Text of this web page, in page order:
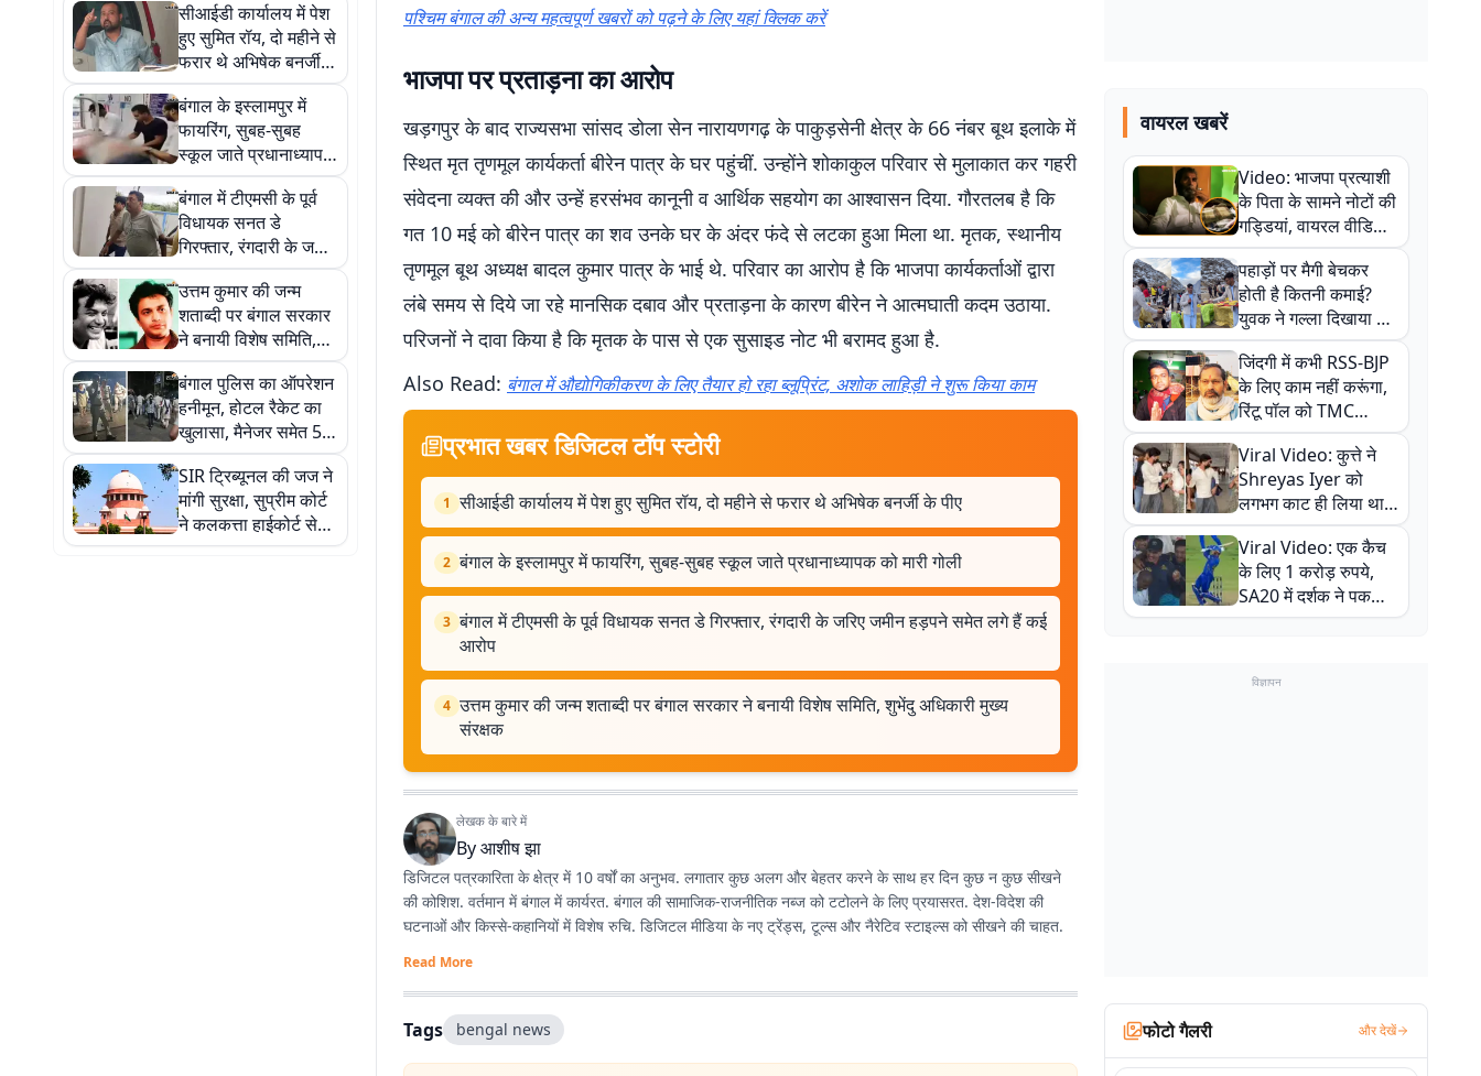
सीआईडी ​​कार्यालय में पेश
हुए सुमित रॉय, दो महीने से
फरार थे अभिषेक बनर्जी के
पीए
बंगाल के इस्लामपुर में
फायरिंग, सुबह-सुबह
स्कूल जाते प्रधानाध्यापक
को मारी गोली
बंगाल में टीएमसी के पूर्व
विधायक सनत डे
गिरफ्तार, रंगदारी के जरिए
जमीन हड़पने समेत लगे हैं
कई आरोप
उत्तम कुमार की जन्म
शताब्दी पर बंगाल सरकार
ने बनायी विशेष समिति,
शुभेंदु अधिकारी मुख्य
संरक्षक
बंगाल पुलिस का ऑपरेशन
हनीमून, होटल रैकेट का
खुलासा, मैनेजर समेत 5
गिरफ्तार
SIR ट्रिब्यूनल की जज ने
मांगी सुरक्षा, सुप्रीम कोर्ट
ने कलकत्ता हाईकोर्ट से
कही ये बात
पश्चिम बंगाल की अन्य महत्वपूर्ण खबरों को पढ़ने के लिए यहां क्लिक करें
भाजपा पर प्रताड़ना का आरोप
खड़गपुर के बाद राज्यसभा सांसद डोला सेन नारायणगढ़ के पाकुड़सेनी क्षेत्र के 66 नंबर बूथ इलाके में
स्थित मृत तृणमूल कार्यकर्ता बीरेन पात्र के घर पहुंचीं. उन्होंने शोकाकुल परिवार से मुलाकात कर गहरी
संवेदना व्यक्त की और उन्हें हरसंभव कानूनी व आर्थिक सहयोग का आश्वासन दिया. गौरतलब है कि
गत 10 मई को बीरेन पात्र का शव उनके घर के अंदर फंदे से लटका हुआ मिला था. मृतक, स्थानीय
तृणमूल बूथ अध्यक्ष बादल कुमार पात्र के भाई थे. परिवार का आरोप है कि भाजपा कार्यकर्ताओं द्वारा
लंबे समय से दिये जा रहे मानसिक दबाव और प्रताड़ना के कारण बीरेन ने आत्मघाती कदम उठाया.
परिजनों ने दावा किया है कि मृतक के पास से एक सुसाइड नोट भी बरामद हुआ है.
Also Read: बंगाल में औद्योगिकीकरण के लिए तैयार हो रहा ब्लूप्रिंट, अशोक लाहिड़ी ने शुरू किया काम
प्रभात खबर डिजिटल टॉप स्टोरी
1 सीआईडी ​​कार्यालय में पेश हुए सुमित रॉय, दो महीने से फरार थे अभिषेक बनर्जी के पीए
2 बंगाल के इस्लामपुर में फायरिंग, सुबह-सुबह स्कूल जाते प्रधानाध्यापक को मारी गोली
3 बंगाल में टीएमसी के पूर्व विधायक सनत डे गिरफ्तार, रंगदारी के जरिए जमीन हड़पने समेत लगे हैं कई
आरोप
4 उत्तम कुमार की जन्म शताब्दी पर बंगाल सरकार ने बनायी विशेष समिति, शुभेंदु अधिकारी मुख्य
संरक्षक
लेखक के बारे में
Byआशीष झा
डिजिटल पत्रकारिता के क्षेत्र में 10 वर्षों का अनुभव. लगातार कुछ अलग और बेहतर करने के साथ हर दिन कुछ न कुछ सीखने
की कोशिश. वर्तमान में बंगाल में कार्यरत. बंगाल की सामाजिक-राजनीतिक नब्ज को टटोलने के लिए प्रयासरत. देश-विदेश की
घटनाओं और किस्से-कहानियों में विशेष रुचि. डिजिटल मीडिया के नए ट्रेंड्स, टूल्स और नैरेटिव स्टाइल्स को सीखने की चाहत.
Read More
Tags bengal news
वायरल खबरें
Video: भाजपा प्रत्याशी
के पिता के सामने नोटों की
गड्डियां, वायरल वीडियो
से राजनीति में उबाल,
अजित महतो बोले- TMC
की गंदी चाल
पहाड़ों पर मैगी बेचकर
होती है कितनी कमाई?
युवक ने गल्ला दिखाया तो
नौकरी वालों के खड़े हो गए
कान
जिंदगी में कभी RSS-BJP
के लिए काम नहीं करूंगा,
रिंटू पॉल को TMC
ऑफिस में ले जाकर पीटा,
Video वायरल
Viral Video: कुत्ते ने
Shreyas Iyer को
लगभग काट ही लिया था,
न्यूजीलैंड सीरीज से पहले
बाल-बाल बचे
Viral Video: एक कैच
के लिए 1 करोड़ रुपये,
SA20 में दर्शक ने पकड़ा
एक हाथ से गजब का कैच
विज्ञापन
फोटो गैलरी और देखें